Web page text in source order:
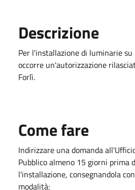
Descrizione
Per l'installazione di luminarie su
occorre un'autorizzazione
Forlì.
Come fare
Indirizzare una domanda
Pubblico almeno 15 giorni prima
l'installazione, consegnandola
modalità: